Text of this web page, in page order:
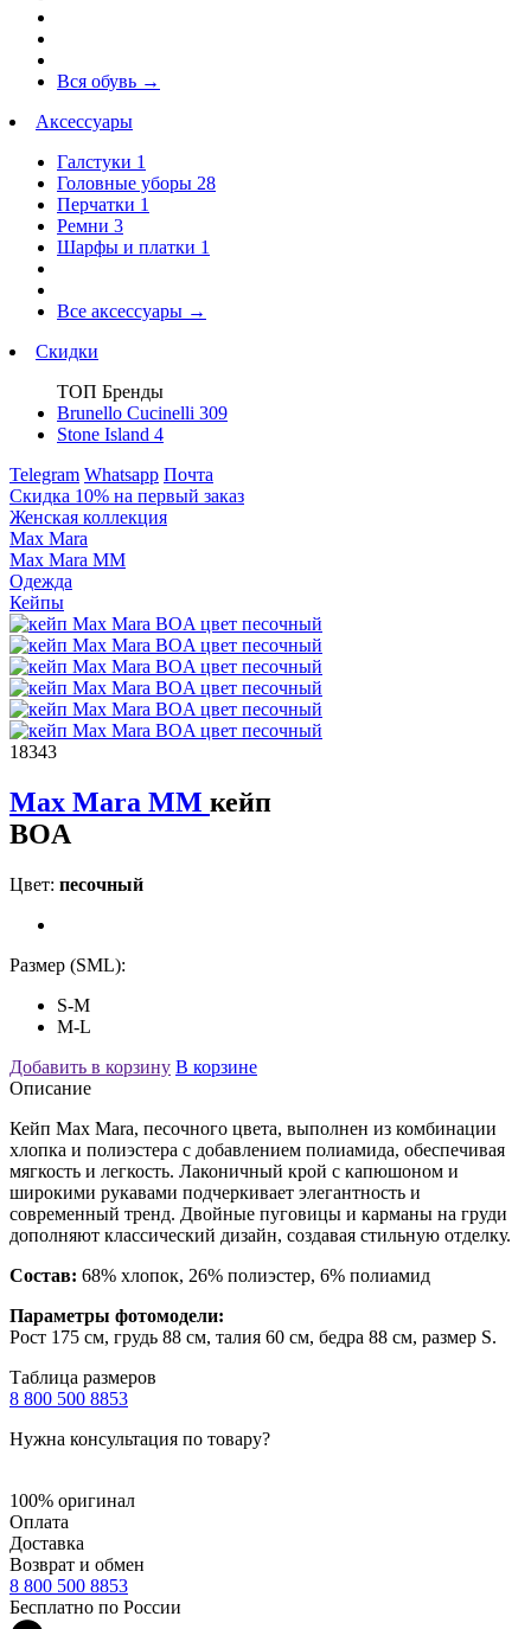
Вся обувь →
Аксессуары
Галстуки 1
Головные уборы 28
Перчатки 1
Ремни 3
Шарфы и платки 1
Все аксессуары →
Скидки
ТОП Бренды
Brunello Cucinelli 309
Stone Island 4
Telegram Whatsapp Почта
Скидка 10% на первый заказ
Женская коллекция
Max Mara
Max Mara MM
Одежда
Кейпы
18343
Max Mara MM кейп
BOA
Цвет: песочный
Размер (SML):
S-M
M-L
Добавить в корзину В корзине
Описание
Кейп Max Mara, песочного цвета, выполнен из комбинации
хлопка и полиэстера с добавлением полиамида, обеспечивая
мягкость и легкость. Лаконичный крой с капюшоном и
широкими рукавами подчеркивает элегантность и
современный тренд. Двойные пуговицы и карманы на груди
дополняют классический дизайн, создавая стильную отделку.
Состав: 68% хлопок, 26% полиэстер, 6% полиамид
Параметры фотомодели:
Рост 175 см, грудь 88 см, талия 60 см, бедра 88 см, размер S.
Таблица размеров
8 800 500 8853
Нужна консультация по товару?
100% оригинал
Оплата
Доставка
Возврат и обмен
8 800 500 8853
Бесплатно по России